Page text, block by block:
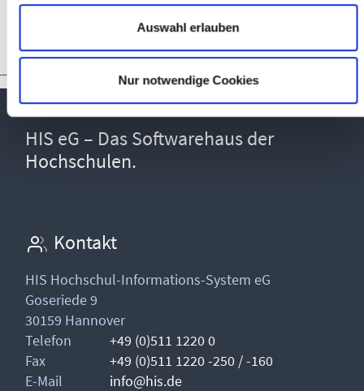
Auswahl erlauben
Nur notwendige Cookies
HIS eG – Das Softwarehaus der
Hochschulen.
Kontakt
HIS Hochschul-Informations-System eG
Goseriede 9
30159 Hannover
Telefon
+49 (0)511 1220 0
Fax
+49 (0)511 1220 -250 / -160
E-Mail
info@his.de